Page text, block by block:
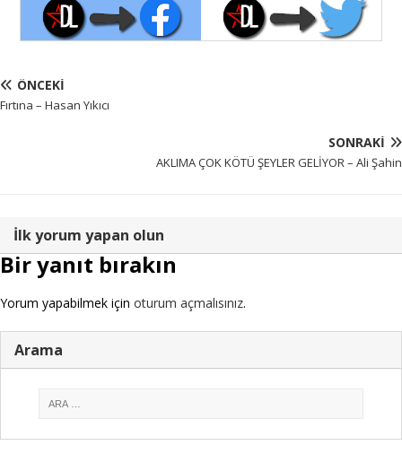
ÖNCEKI
Fırtına – Hasan Yıkıcı
SONRAKI
AKLIMA ÇOK KÖTÜ ŞEYLER GELİYOR – Ali Şahin
İlk yorum yapan olun
Bir yanıt bırakın
Yorum yapabilmek için oturum açmalısınız.
Arama